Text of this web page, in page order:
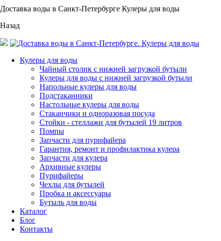
Доставка воды в Санкт-Петербурге Кулеры для воды
Назад
Кулеры для воды
Чайный столик с нижней загрузкой бутыли
Кулеры для воды с нижней загрузкой бутыли
Напольные кулеры для воды
Подстаканники
Настольные кулеры для воды
Стаканчики и одноразовая посуда
Стойки - стеллажи для бутылей 19 литров
Помпы
Запчасти для пурифайера
Гарантия, ремонт и профилактика кулера
Запчасти для кулера
Архивные кулеры
Пурифайеры
Чехлы для бутылей
Пробка и аксессуары
Бутыль для воды
Каталог
Блог
Контакты